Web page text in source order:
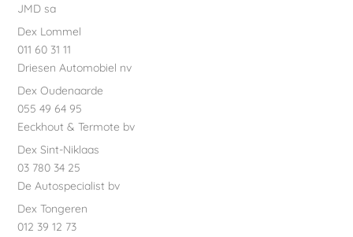
JMD sa
Dex Lommel
011 60 31 11
Driesen Automobiel nv
Dex Oudenaarde
055 49 64 95
Eeckhout & Termote bv
Dex Sint-Niklaas
03 780 34 25
De Autospecialist bv
Dex Tongeren
012 39 12 73